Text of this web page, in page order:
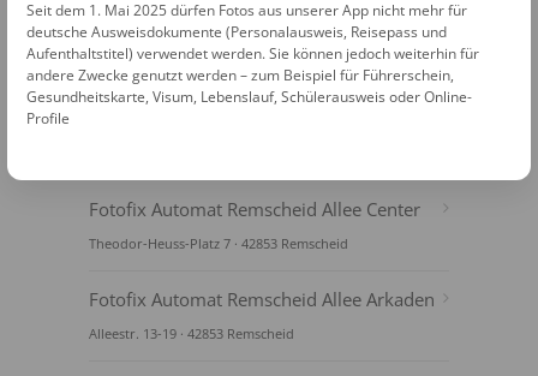
Fotofix Automat Remscheid Allee Center
Theodor-Heuss-Platz 7 · 42853 Remscheid
Fotofix Automat Remscheid Allee Arkaden
Alleestr. 13-19 · 42853 Remscheid
Seit dem 1. Mai 2025 dürfen Fotos aus unserer App nicht mehr für
deutsche Ausweisdokumente (Personalausweis, Reisepass und
Aufenthaltstitel) verwendet werden. Sie können jedoch weiterhin für
andere Zwecke genutzt werden – zum Beispiel für Führerschein,
Gesundheitskarte, Visum, Lebenslauf, Schülerausweis oder Online-
Profile